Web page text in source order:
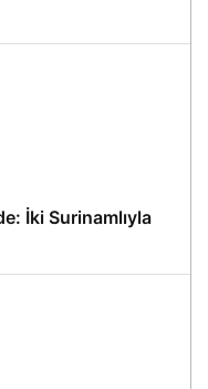
İki Surinamlıyla